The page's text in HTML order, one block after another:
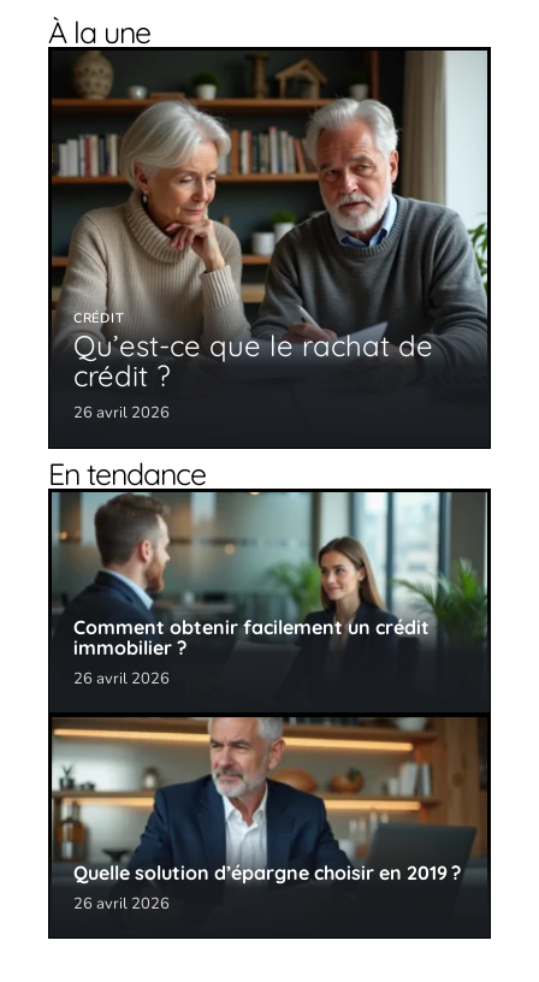
À la une
CRÉDIT
Qu’est-ce que le rachat de
crédit ?
26 avril 2026
En tendance
Comment obtenir facilement un crédit
immobilier ?
26 avril 2026
Quelle solution d’épargne choisir en 2019 ?
26 avril 2026